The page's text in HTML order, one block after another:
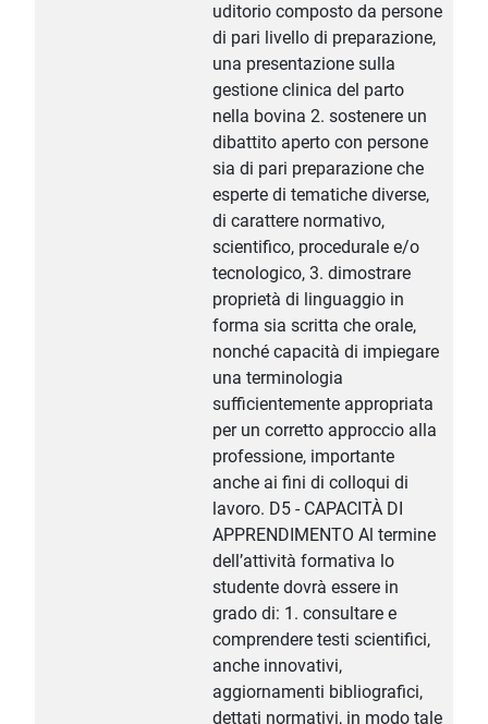
uditorio composto da persone
di pari livello di preparazione,
una presentazione sulla
gestione clinica del parto
nella bovina 2. sostenere un
dibattito aperto con persone
sia di pari preparazione che
esperte di tematiche diverse,
di carattere normativo,
scientifico, procedurale e/o
tecnologico, 3. dimostrare
proprietà di linguaggio in
forma sia scritta che orale,
nonché capacità di impiegare
una terminologia
sufficientemente appropriata
per un corretto approccio alla
professione, importante
anche ai fini di colloqui di
lavoro. D5 - CAPACITÀ DI
APPRENDIMENTO Al termine
dell’attività formativa lo
studente dovrà essere in
grado di: 1. consultare e
comprendere testi scientifici,
anche innovativi,
aggiornamenti bibliografici,
dettati normativi, in modo tale